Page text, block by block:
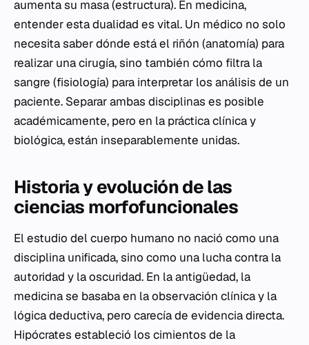
aumenta su masa (estructura). En medicina,
entender esta dualidad es vital. Un médico no solo
necesita saber dónde está el riñón (anatomía) para
realizar una cirugía, sino también cómo filtra la
sangre (fisiología) para interpretar los análisis de un
paciente. Separar ambas disciplinas es posible
académicamente, pero en la práctica clínica y
biológica, están inseparablemente unidas.
Historia y evolución de las
ciencias morfofuncionales
El estudio del cuerpo humano no nació como una
disciplina unificada, sino como una lucha contra la
autoridad y la oscuridad. En la antigüedad, la
medicina se basaba en la observación clínica y la
lógica deductiva, pero carecía de evidencia directa.
Hipócrates estableció los cimientos de la